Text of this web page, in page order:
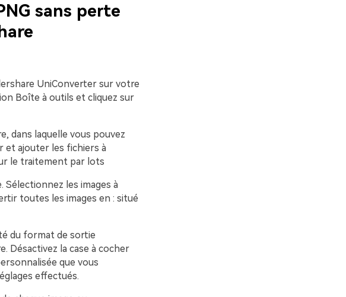
sans perte
UniConverter sur votre
Boîte à outils et cliquez sur
dans laquelle vous pouvez
et ajouter les fichiers à
le traitement par lots
Sélectionnez les images à
toutes les images en : situé
du format de sortie
Désactivez la case à cocher
que vous
effectués.